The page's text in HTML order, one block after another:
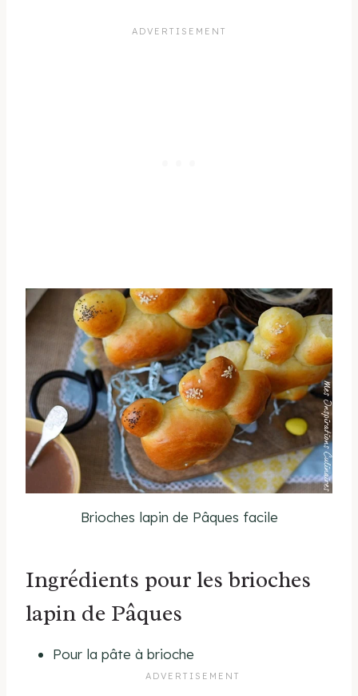
Brioches lapin de Pâques facile
Ingrédients pour les brioches
lapin de Pâques
Pour la pâte à brioche